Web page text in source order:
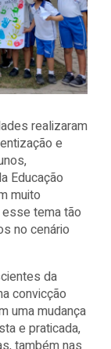
realizaram
e
Educação
muito
tema tão
no cenário
da
convicção
uma mudança
e praticada,